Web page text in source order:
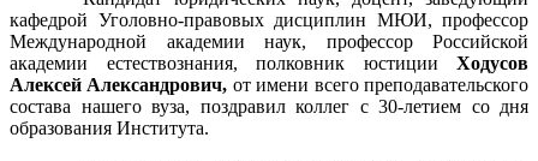
кафедрой Уголовно-правовых дисциплин МЮИ, профессор
Международной академии наук, профессор Российской
академии естествознания, полковник юстиции Ходусов
Алексей Александрович, от имени всего преподавательского
состава нашего вуза, поздравил коллег с 30-летием со дня
образования Института.